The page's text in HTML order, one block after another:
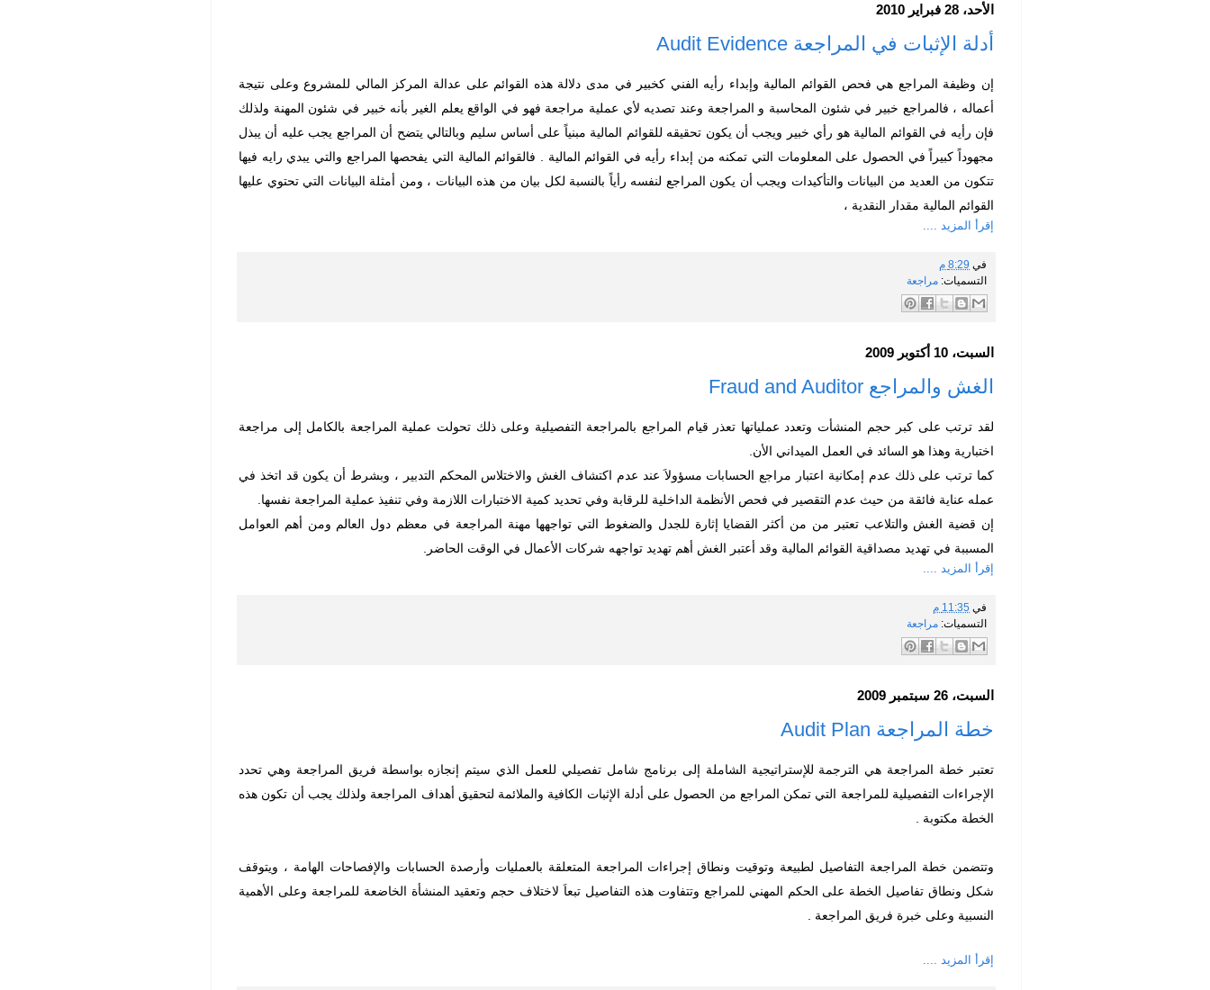
الأحد، 28 فبراير 2010
أدلة الإثبات في المراجعة Audit Evidence
إن وظيفة المراجع هي فحص القوائم المالية وإبداء رأيه الفني كخبير في مدى دلالة هذه القوائم على عدالة المركز المالي للمشروع وعلى نتيجة
أعماله ، فالمراجع خبير في شئون المحاسبة و المراجعة وعند تصديه لأي عملية مراجعة فهو في الواقع يعلم الغير بأنه خبير في شئون المهنة ولذلك
فإن رأيه في القوائم المالية هو رأي خبير ويجب أن يكون تحقيقه للقوائم المالية مبنياً على أساس سليم وبالتالي يتضح أن المراجع يجب عليه أن يبذل
مجهوداً كبيراً في الحصول على المعلومات التي تمكنه من إبداء رأيه في القوائم المالية . فالقوائم المالية التي يفحصها المراجع والتي يبدي رايه فيها
تتكون من العديد من البيانات والتأكيدات ويجب أن يكون المراجع لنفسه رأياً بالنسبة لكل بيان من هذه البيانات ، ومن أمثلة البيانات التي تحتوي عليها
القوائم المالية مقدار النقدية ،
إقرأ المزيد ....
في 8:29 م
التسميات: مراجعة
السبت، 10 أكتوبر 2009
الغش والمراجع Fraud and Auditor
لقد ترتب على كبر حجم المنشأت وتعدد عملياتها تعذر قيام المراجع بالمراجعة التفصيلية وعلى ذلك تحولت عملية المراجعة بالكامل إلى مراجعة
اختبارية وهذا هو السائد في العمل الميداني الأن.
كما ترتب على ذلك عدم إمكانية اعتبار مراجع الحسابات مسؤولاَ عند عدم اكتشاف الغش والاختلاس المحكم التدبير ، وبشرط أن يكون قد اتخذ في
عمله عناية فائقة من حيث عدم التقصير في فحص الأنظمة الداخلية للرقابة وفي تحديد كمية الاختبارات اللازمة وفي تنفيذ عملية المراجعة نفسها.
إن قضية الغش والتلاعب تعتبر من من أكثر القضايا إثارة للجدل والضغوط التي تواجهها مهنة المراجعة في معظم دول العالم ومن أهم العوامل
المسببة في تهديد مصداقية القوائم المالية وقد أعتبر الغش أهم تهديد تواجهه شركات الأعمال في الوقت الحاضر.
إقرأ المزيد ....
في 11:35 م
التسميات: مراجعة
السبت، 26 سبتمبر 2009
خطة المراجعة Audit Plan
تعتبر خطة المراجعة هي الترجمة للإستراتيجية الشاملة إلى برنامج شامل تفصيلي للعمل الذي سيتم إنجازه بواسطة فريق المراجعة وهي تحدد
الإجراءات التفصيلية للمراجعة التي تمكن المراجع من الحصول على أدلة الإثبات الكافية والملائمة لتحقيق أهداف المراجعة ولذلك يجب أن تكون هذه
الخطة مكتوبة .
وتتضمن خطة المراجعة التفاصيل لطبيعة وتوقيت ونطاق إجراءات المراجعة المتعلقة بالعمليات وأرصدة الحسابات والإفصاحات الهامة ، ويتوقف
شكل ونطاق تفاصيل الخطة على الحكم المهني للمراجع وتتفاوت هذه التفاصيل تبعاَ لاختلاف حجم وتعقيد المنشأة الخاضعة للمراجعة وعلى الأهمية
النسبية وعلى خبرة فريق المراجعة .
إقرأ المزيد ....